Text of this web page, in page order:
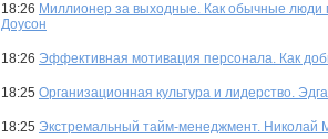
18:26 Миллионер за выходные. Как обычные люди
Доусон
18:26 Эффективная мотивация персонала. Как
18:25 Организационная культура и лидерство.
18:25 Экстремальный тайм-менеджмент. Николай